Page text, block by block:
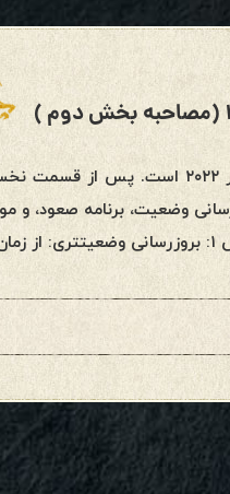
هوشینو: سلام به همه. نام من هوشینو است. امروز
وضعیت، برنامه